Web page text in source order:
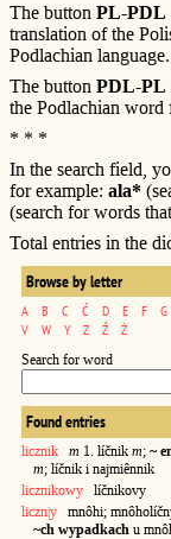
The button PL-PDL
translation of the
Podlachian language.
The button PDL-PL
the Podlachian word
* * *
In the search field,
for example: ala*
(search for words
Total entries in the
Browse by letter
A B C Ć D E F G
V
W Y Z Ź Ż
Search for word
Found entries
licznik m 1. líčnik m; ~
m; líčnik i najmiênnik
licznikowy líčnikovy
liczn|y mnôhi;
~ch wypadkach u